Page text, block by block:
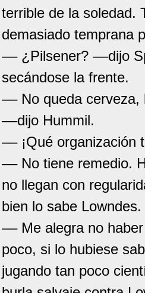
terrible de la soledad.
demasiado temprana
–– ¿Pilsener? ––dijo
secándose la frente.
–– No queda
––dijo Hummil.
–– ¡Qué organización
–– No tiene remedio.
no llegan con
bien lo sabe Lowndes.
–– Me alegra no
poco, si lo hubiese
jugando tan poco